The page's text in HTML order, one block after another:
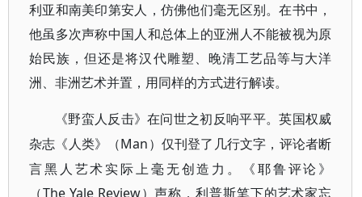
利亚和南美印第安人，仿佛他们毫无区别。在书中，
他虽多次声称中国人和总体上的亚洲人不能被视为原
始民族，但还是将汉代雕塑、晚清工艺品等与大洋
洲、非洲艺术并置，用同样的方式进行解读。
《野蛮人反击》在问世之初反响平平。英国权威
杂志《人类》（Man）仅刊登了几行文字，评论者断
言黑人艺术实际上毫无创造力。《耶鲁评论》
（The Yale Review）声称，利普斯笔下的艺术家忘